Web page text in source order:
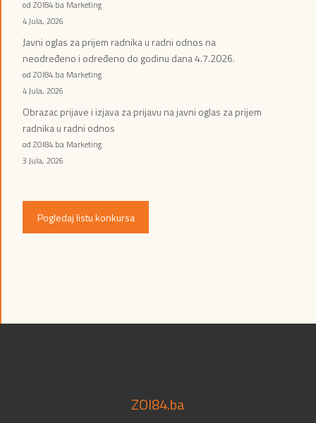
od ZOI84.ba Marketing
4 Jula, 2026
Javni oglas za prijem radnika u radni odnos na
neodređeno i određeno do godinu dana 4.7.2026.
od ZOI84.ba Marketing
4 Jula, 2026
Obrazac prijave i izjava za prijavu na javni oglas za prijem
radnika u radni odnos
od ZOI84.ba Marketing
3 Jula, 2026
Pogledaj listu konkursa
ZOI84.ba